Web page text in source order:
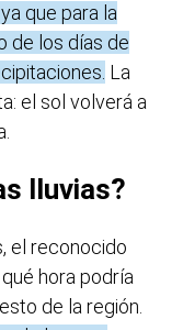
que para la
de los días de
La
el sol volverá a
lluvias?
el reconocido
hora podría
de la región.